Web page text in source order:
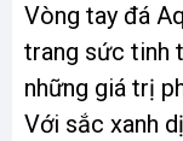
Vòng tay đá
trang sức tinh
những giá trị
Với sắc xanh